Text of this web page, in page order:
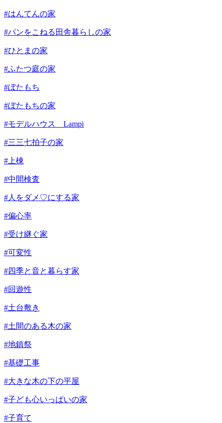
#はんてんの家
#パンをこねる田舎暮らしの家
#ひとまの家
#ふたつ庭の家
#ぼたもち
#ぼたもちの家
#モデルハウス Lampi
#三三七拍子の家
#上棟
#中間検査
#人をダメ♡にする家
#偏心率
#受け継ぐ家
#可変性
#四季と音と暮らす家
#回遊性
#土台敷き
#土間のある木の家
#地鎮祭
#基礎工事
#大きな木の下の平屋
#子ども心いっぱいの家
#子育て